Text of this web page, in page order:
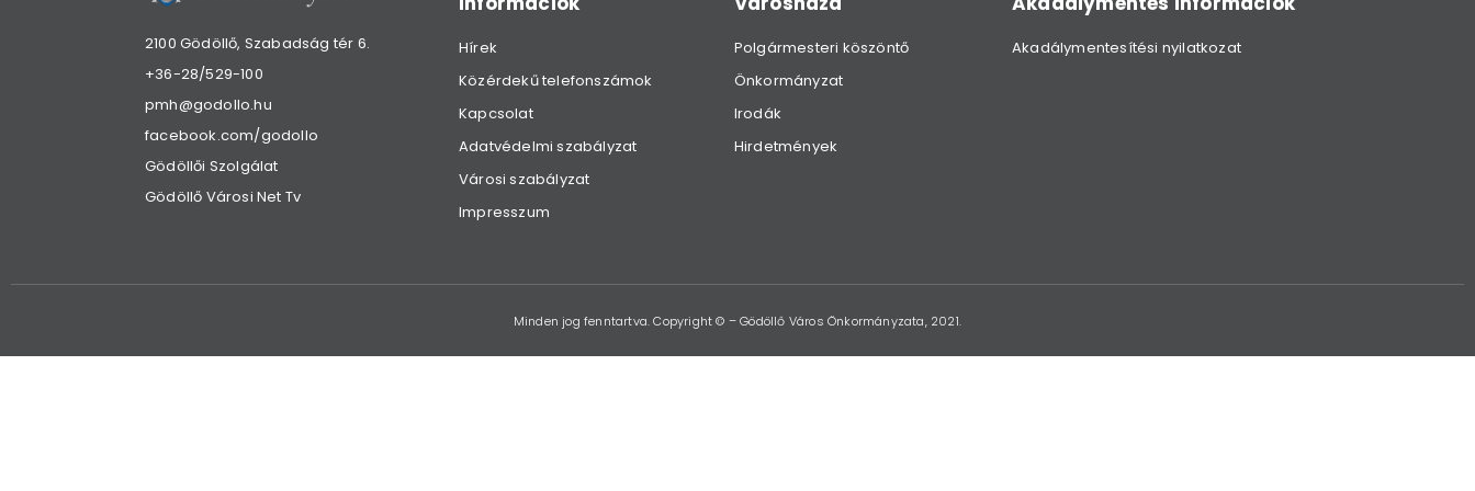
2100 Gödöllő, Szabadság tér 6.
+36-28/529-100
pmh@godollo.hu
facebook.com/godollo
Gödöllői Szolgálat
Gödöllő Városi Net Tv
Hírek
Közérdekű telefonszámok
Kapcsolat
Adatvédelmi szabályzat
Városi szabályzat
Impresszum
Polgármesteri köszöntő
Önkormányzat
Irodák
Hirdetmények
Akadálymentesítési nyilatkozat
Minden jog fenntartva. Copyright © – Gödöllő Város Önkormányzata, 2021.